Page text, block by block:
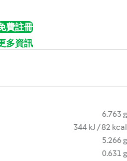
費註冊
多資訊
6.763 g
344 kJ / 82 kcal
5.266 g
0.631 g